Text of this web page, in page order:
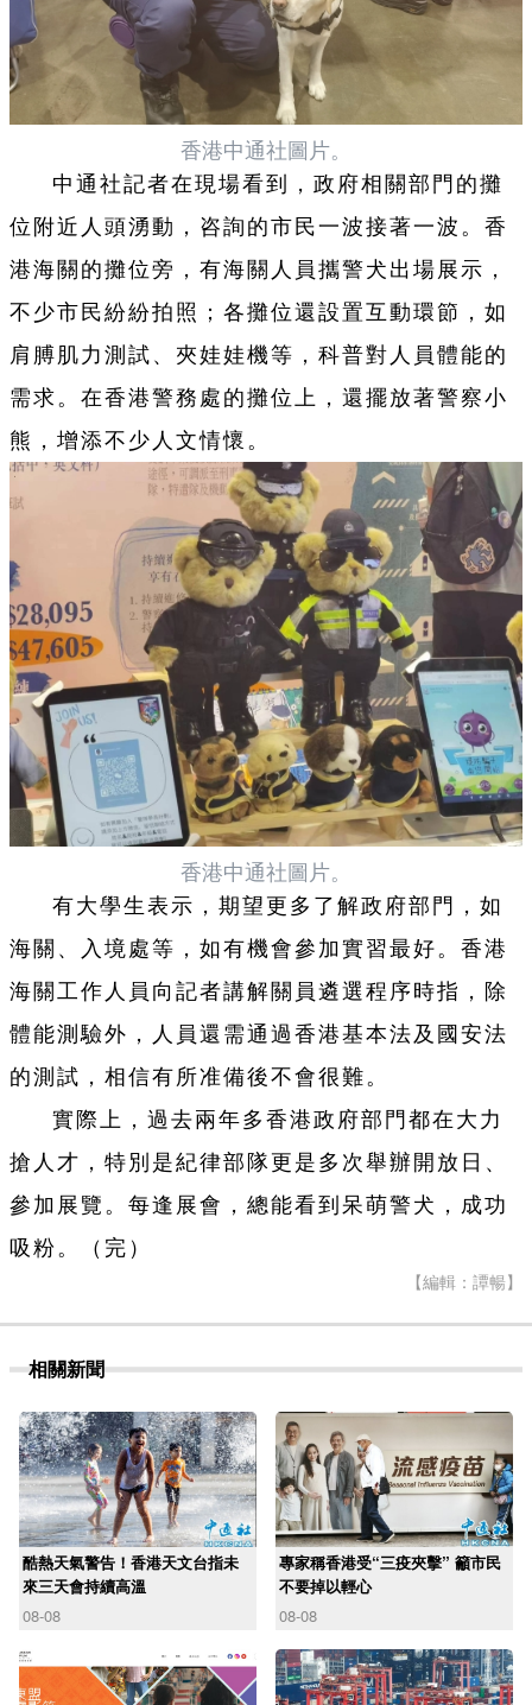
香港中通社圖片。
中通社記者在現場看到，政府相關部門的攤
位附近人頭湧動，咨詢的市民一波接著一波。香
港海關的攤位旁，有海關人員攜警犬出場展示，
不少市民紛紛拍照；各攤位還設置互動環節，如
肩膊肌力測試、夾娃娃機等，科普對人員體能的
需求。在香港警務處的攤位上，還擺放著警察小
熊，增添不少人文情懷。
香港中通社圖片。
有大學生表示，期望更多了解政府部門，如
海關、入境處等，如有機會參加實習最好。香港
海關工作人員向記者講解關員遴選程序時指，除
體能測驗外，人員還需通過香港基本法及國安法
的測試，相信有所准備後不會很難。
實際上，過去兩年多香港政府部門都在大力
搶人才，特別是紀律部隊更是多次舉辦開放日、
參加展覽。每逢展會，總能看到呆萌警犬，成功
吸粉。（完）
【編輯：譚暢】
相關新聞
酷熱天氣警告！香港天文台指未
來三天會持續高溫
08-08
專家稱香港受“三疫夾擊” 籲市民
不要掉以輕心
08-08